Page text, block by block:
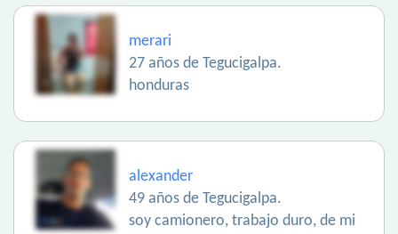
merari
27 años de Tegucigalpa.
honduras
alexander
49 años de Tegucigalpa.
soy camionero, trabajo duro, de mi